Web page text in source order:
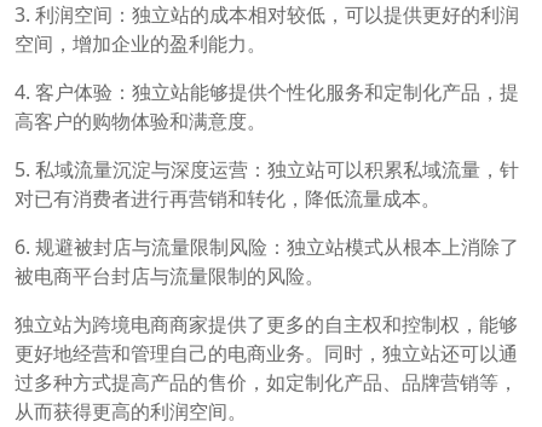
3. 利润空间：独立站的成本相对较低，可以提供更好的利润
空间，增加企业的盈利能力。
4. 客户体验：独立站能够提供个性化服务和定制化产品，提
高客户的购物体验和满意度。
5. 私域流量沉淀与深度运营：独立站可以积累私域流量，针
对已有消费者进行再营销和转化，降低流量成本。
6. 规避被封店与流量限制风险：独立站模式从根本上消除了
被电商平台封店与流量限制的风险。
独立站为跨境电商商家提供了更多的自主权和控制权，能够
更好地经营和管理自己的电商业务。同时，独立站还可以通
过多种方式提高产品的售价，如定制化产品、品牌营销等，
从而获得更高的利润空间。